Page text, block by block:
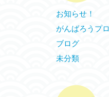
お知らせ！
がんばろうプ
ブログ
未分類